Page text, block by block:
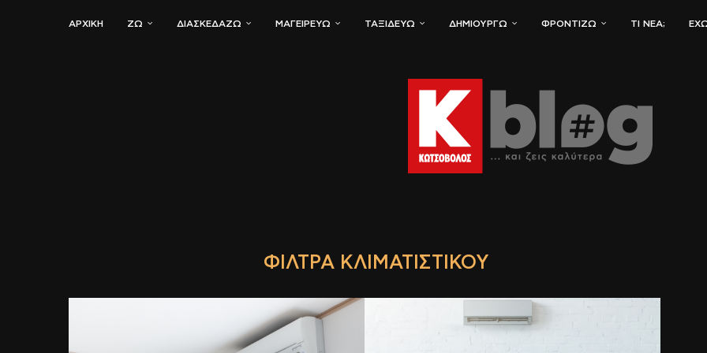
ΑΡΧΙΚΗ ΖΏ ΔΙΑΣΚΕΔΆΖΩ ΜΑΓΕΙΡΕΎΩ ΤΑΞΙΔΕΎΩ ΔΗΜΙΟΥΡΓΏ ΦΡΟΝΤΊΖΩ ΤΙ ΝΈΑ;
ΦΊΛΤΡΑ ΚΛΙΜΑΤΙΣΤΙΚΟΎ